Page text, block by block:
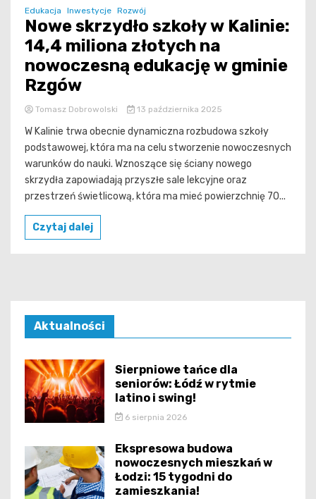
Edukacja Inwestycje Rozwój
Nowe skrzydło szkoły w Kalinie:
14,4 miliona złotych na
nowoczesną edukację w gminie
Rzgów
Tomasz Dobrowolski 13 października 2025
W Kalinie trwa obecnie dynamiczna rozbudowa szkoły
podstawowej, która ma na celu stworzenie nowoczesnych
warunków do nauki. Wznoszące się ściany nowego
skrzydła zapowiadają przyszłe sale lekcyjne oraz
przestrzeń świetlicową, która ma mieć powierzchnię 70...
Czytaj dalej
Aktualności
Sierpniowe tańce dla
seniorów: Łódź w rytmie
latino i swing!
6 sierpnia 2026
Ekspresowa budowa
nowoczesnych mieszkań w
Łodzi: 15 tygodni do
zamieszkania!